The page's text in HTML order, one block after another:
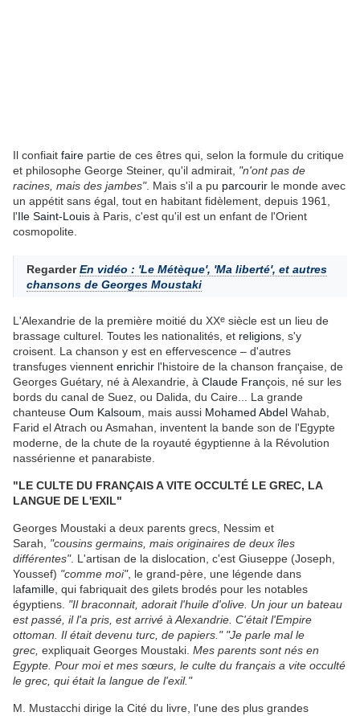
Il confiait faire partie de ces êtres qui, selon la formule du critique
et philosophe George Steiner, qu'il admirait, "n'ont pas de
racines, mais des jambes". Mais s'il a pu parcourir le monde avec
un appétit sans égal, tout en habitant fidèlement, depuis 1961,
l'Ile Saint-Louis à Paris, c'est qu'il est un enfant de l'Orient
cosmopolite.
RegarderEn vidéo : 'Le Métèque', 'Ma liberté', et autres
chansons de Georges Moustaki
L'Alexandrie de la première moitié du XXe siècle est un lieu de
brassage culturel. Toutes les nationalités, et religions , s'y
croisent. La chanson y est en effervescence – d'autres
transfuges viennent enrichir l'histoire de la chanson française, de
Georges Guétary, né à Alexandrie, à Claude François, né sur les
bords du canal de Suez, ou Dalida, du Caire... La grande
chanteuse Oum Kalsoum , mais aussi Mohamed Abdel Wahab,
Farid el Atrach ou Asmahan, inventent la bande son de l'Egypte
moderne, de la chute de la royauté égyptienne à la Révolution
nassérienne et panarabiste.
"LE CULTE DU FRANÇAIS A VITE OCCULTÉ LE GREC, LA
LANGUE DE L'EXIL"
Georges Moustaki a deux parents grecs, Nessim et
Sarah, "cousins germains, mais originaires de deux îles
différentes". L'artisan de la dislocation, c'est Giuseppe (Joseph,
Youssef) "comme moi", le grand-père, une légende dans
lafamille , qui fabriquait des gilets brodés pour les notables
égyptiens. "Il braconnait, adorait l'huile d'olive. Un jour un bateau
est passé, il l'a pris, est arrivé à Alexandrie. C'était l'Empire
ottoman. Il était devenu turc, de papiers." "Je parle mal le
grec, expliquait Georges Moustaki. Mes parents sont nés en
Egypte. Pour moi et mes sœurs, le culte du français a vite occulté
le grec, qui était la langue de l'exil."
M. Mustacchi dirige la Cité du livre, l'une des plus grandes